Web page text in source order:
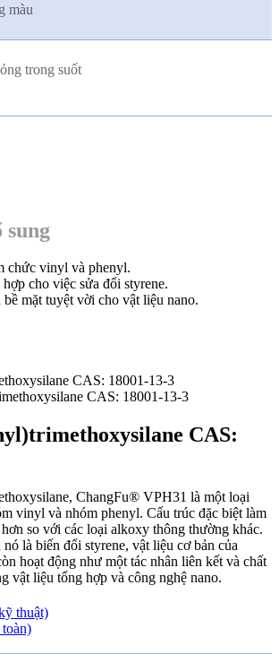
màu
trong suốt
chức vinyl và phenyl.
cho việc sửa đổi styrene.
mặt tuyệt vời cho vật liệu nano.
CAS: 18001-13-3
CAS:
ChangFu® VPH31 là một loại
vinyl và nhóm phenyl. Cấu trúc đặc biệt làm
so với các loại alkoxy thông thường khác.
là biến đổi styrene, vật liệu cơ bản của
hoạt động như một tác nhân liên kết và chất
vật liệu tổng hợp và công nghệ nano.
thuật)